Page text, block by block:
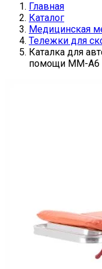
Главная
Каталог
Медицинская
Тележки для
Каталка для
помощи ММ-А6